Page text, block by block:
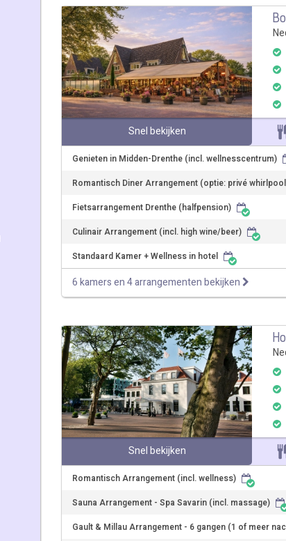
Snel bekijken
Genieten in Midden-Drenthe (incl. wellnesscentrum)
Romantisch Diner Arrangement (optie: privé
Fietsarrangement Drenthe (halfpension)
Culinair Arrangement (incl. high wine/beer)
Standaard Kamer + Wellness in hotel
6 kamers en 4 arrangementen bekijken
Snel bekijken
Romantisch Arrangement (incl. wellness)
Sauna Arrangement - Spa Savarin (incl. massage)
Gault & Millau Arrangement - 6 gangen (1 of meer